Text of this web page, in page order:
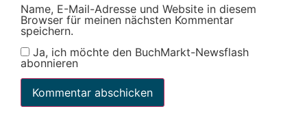
Name, E-Mail-Adresse und Website in diesem
Browser für meinen nächsten Kommentar
speichern.
Ja, ich möchte den BuchMarkt-Newsflash
abonnieren